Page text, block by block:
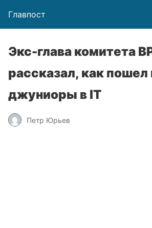
Главпост
Экс-глава комитета
рассказал, как пошел
джуниоры в IT
Петр Юрьев